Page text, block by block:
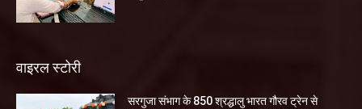
वाइरल स्टोरी
सरगुजा संभाग के 850 श्रद्धालु भारत गौरव ट्रेन से